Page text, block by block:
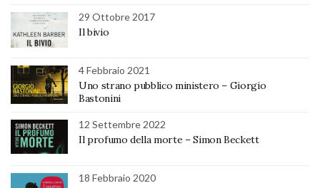
29 Ottobre 2017
Il bivio
4 Febbraio 2021
Uno strano pubblico ministero – Giorgio
Bastonini
12 Settembre 2022
Il profumo della morte – Simon Beckett
18 Febbraio 2020